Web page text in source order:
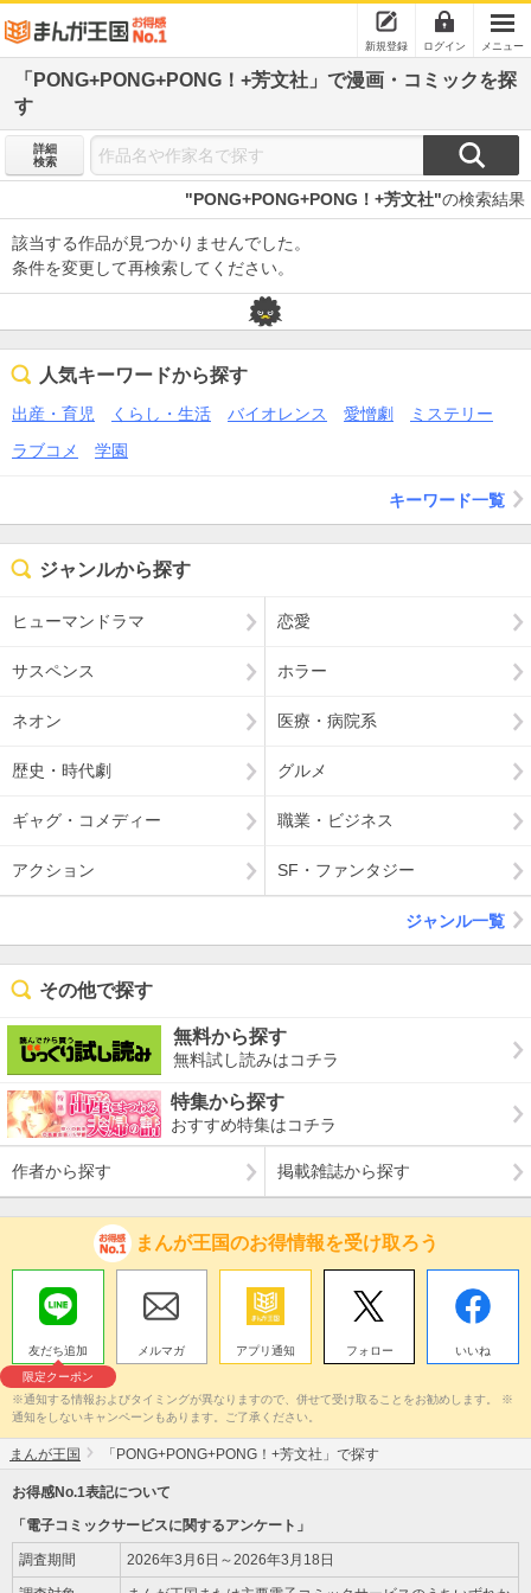
新規登録 ログイン メニュー
「PONG+PONG+PONG！+芳文社」で漫画・コミックを探
す
詳細
検索
"PONG+PONG+PONG！+芳文社"の検索結果
該当する作品が見つかりませんでした。
条件を変更して再検索してください。
人気キーワードから探す
出産・育児 くらし・生活 バイオレンス 愛憎劇
ミステリー
ラブコメ
学園
キーワード一覧
ジャンルから探す
ヒューマンドラマ 恋愛
サスペンス ホラー
ネオン 医療・病院系
歴史・時代劇 グルメ
ギャグ・コメディー 職業・ビジネス
アクション SF・ファンタジー
ジャンル一覧
その他で探す
無料から探す
無料試し読みはコチラ
特集から探す
おすすめ特集はコチラ
作者から探す 掲載雑誌から探す
まんが王国のお得情報を受け取ろう
友だち追加
限定クーポン
メルマガ アプリ通知 フォロー いいね
※通知する情報およびタイミングが異なりますので、併せて受け取ることをお勧めします。 ※
通知をしないキャンペーンもあります。ご了承ください。
まんが王国 「PONG+PONG+PONG！+芳文社」で探す
お得感No.1表記について
「電子コミックサービスに関するアンケート」
調査期間 2026年3月6日～2026年3月18日